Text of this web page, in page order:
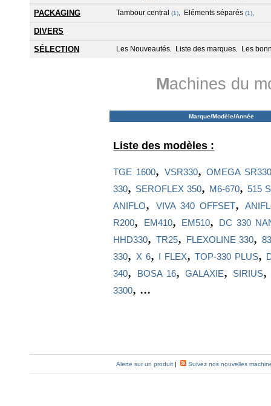
PACKAGING Tambour central (1) Eléments séparés (1)
DIVERS
SÉLECTION
Les Nouveautés Liste des marques Les
Machines du
Marque/Modèle/Année
Liste des modèles :
TGE 1600, VSR330,OMEGA
330, SEROFLEX 350, M6-670,515
ANIFLO, VIVA 340 OFFSET,
R200, EM410, EM510,
DC 330
HHD330, TR25, FLEXOLINE 330,
330, X 6, I FLEX,TOP-330 PLUS,
340, BOSA 16, GALAXIE, SIRIUS
3300, ...
Alerte sur un produit | Suivez nos nouvelles